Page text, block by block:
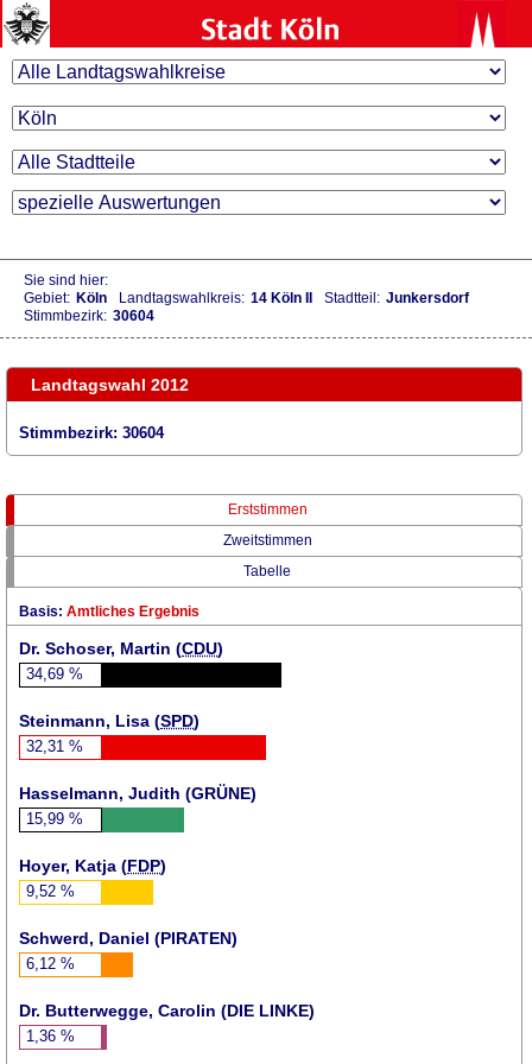
Sie sind hier:
Gebiet: Köln Landtagswahlkreis: 14 Köln II Stadtteil: Junkersdorf
Stimmbezirk: 30604
Landtagswahl 2012
Stimmbezirk: 30604
Erststimmen
Zweitstimmen
Tabelle
Basis: Amtliches Ergebnis
Dr. Schoser, Martin (CDU)
34,69 %
Steinmann, Lisa (SPD)
32,31 %
Hasselmann, Judith (GRÜNE)
15,99 %
Hoyer, Katja (FDP)
9,52 %
Schwerd, Daniel (PIRATEN)
6,12 %
Dr. Butterwegge, Carolin (DIE LINKE)
1,36 %